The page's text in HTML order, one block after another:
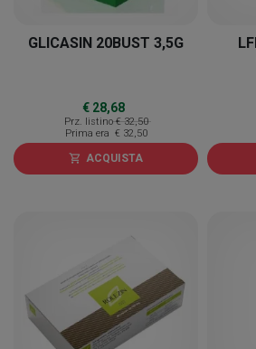
GLICASIN 20BUST 3,5G
€ 28,68
Prz. listino € 32,50
Prima era € 32,50
shopping_cart ACQUISTA